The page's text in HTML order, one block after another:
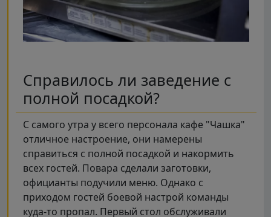
Справилось ли заведение с
полной посадкой?
С самого утра у всего персонала кафе "Чашка"
отличное настроение, они намерены
справиться с полной посадкой и накормить
всех гостей. Повара сделали заготовки,
официанты подучили меню. Однако с
приходом гостей боевой настрой команды
куда-то пропал. Первый стол обслуживали